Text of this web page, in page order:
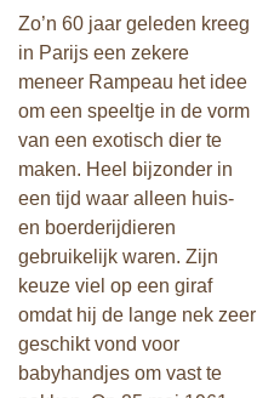
Zo’n 60 jaar geleden kreeg
in Parijs een zekere
meneer Rampeau het idee
om een speeltje in de vorm
van een exotisch dier te
maken. Heel bijzonder in
een tijd waar alleen huis-
en boerderijdieren
gebruikelijk waren. Zijn
keuze viel op een giraf
omdat hij de lange nek zeer
geschikt vond voor
babyhandjes om vast te